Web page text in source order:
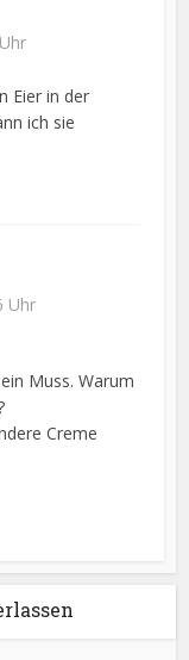
Eier in der
ich sie
Uhr
Muss. Warum
Creme